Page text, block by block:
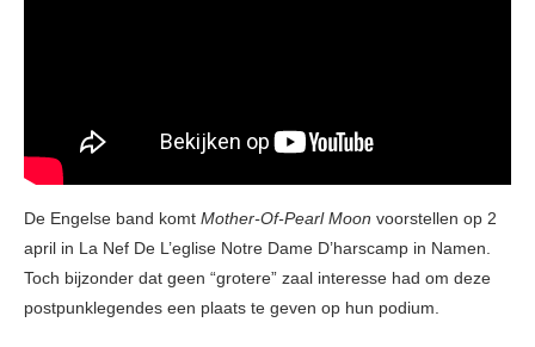
De Engelse band komt Mother-Of-Pearl Moon voorstellen op 2
april in La Nef De L’eglise Notre Dame D’harscamp in Namen.
Toch bijzonder dat geen “grotere” zaal interesse had om deze
postpunklegendes een plaats te geven op hun podium.